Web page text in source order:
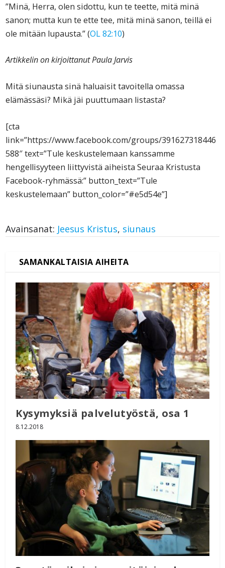
”Minä, Herra, olen sidottu, kun te teette, mitä minä
sanon; mutta kun te ette tee, mitä minä sanon, teillä ei
ole mitään lupausta.” (OL 82:10)
Artikkelin on kirjoittanut Paula Jarvis
Mitä siunausta sinä haluaisit tavoitella omassa
elämässäsi? Mikä jäi puuttumaan listasta?
[cta
link=”https://www.facebook.com/groups/391627318446
588″ text=”Tule keskustelemaan kanssamme
hengellisyyteen liittyvistä aiheista Seuraa Kristusta
Facebook-ryhmässä:” button_text=”Tule
keskustelemaan” button_color=”#e5d54e”]
Avainsanat: Jeesus Kristus, siunaus
Kysymyksiä palvelutyöstä, osa 1
8.12.2018